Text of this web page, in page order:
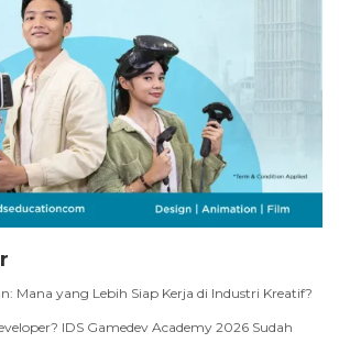
Mana yang Lebih Siap Kerja di Industri Kreatif?
IDS Gamedev Academy 2026 Sudah